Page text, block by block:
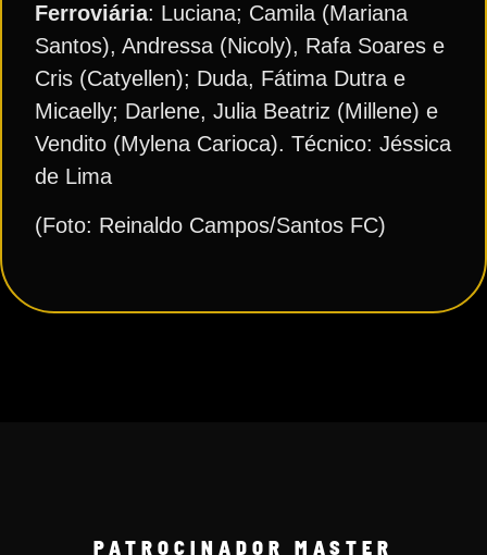
Ferroviária: Luciana; Camila (Mariana
Santos), Andressa (Nicoly), Rafa Soares e
Cris (Catyellen); Duda, Fátima Dutra e
Micaelly; Darlene, Julia Beatriz (Millene) e
Vendito (Mylena Carioca). Técnico: Jéssica
de Lima
(Foto: Reinaldo Campos/Santos FC)
PATROCINADOR MASTER